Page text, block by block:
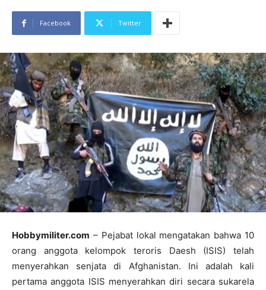
Facebook Twitter
Hobbymiliter.com – Pejabat lokal mengatakan bahwa 10
orang anggota kelompok teroris Daesh (ISIS) telah
menyerahkan senjata di Afghanistan. Ini adalah kali
pertama anggota ISIS menyerahkan diri secara sukarela